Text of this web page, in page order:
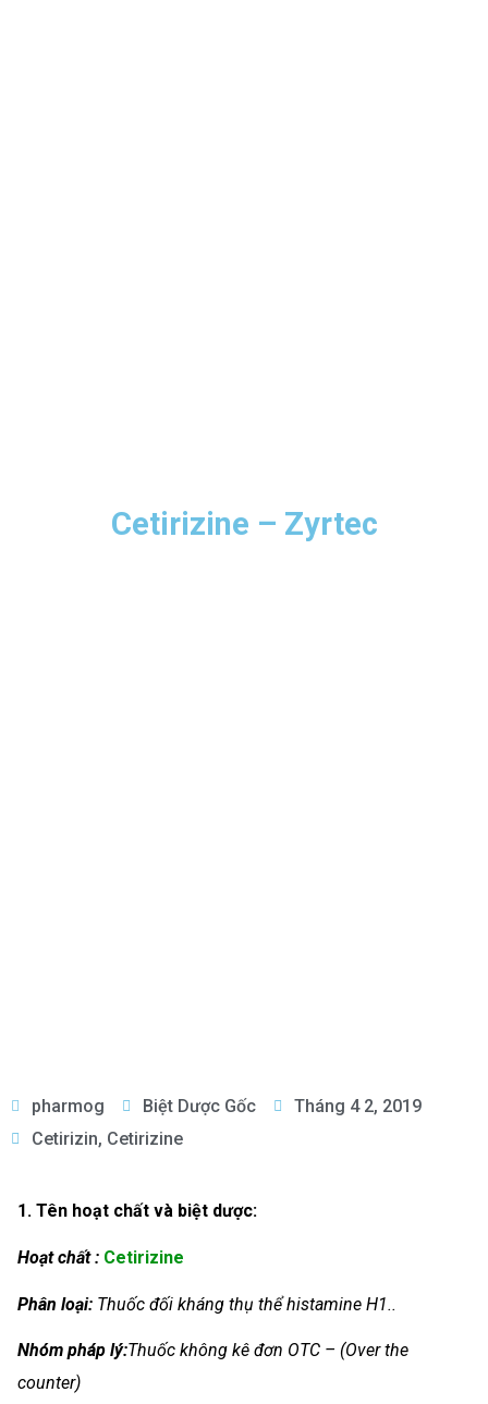
Cetirizine – Zyrtec
pharmog Biệt Dược Gốc
Tháng 4 2, 2019
Cetirizin, Cetirizine
1. Tên hoạt chất và biệt dược:
Hoạt chất : Cetirizine
Phân loại: Thuốc đối kháng thụ thể histamine H1..
Nhóm pháp lý:Thuốc không kê đơn OTC – (Over the
counter)